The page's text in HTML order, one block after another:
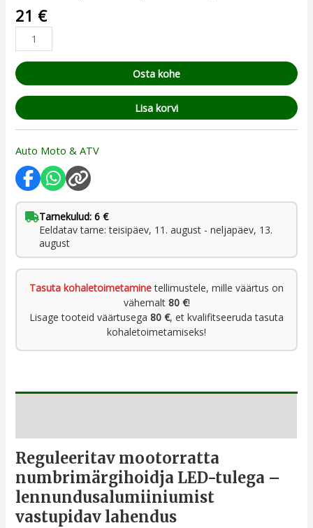
21 €
Osta kohe
Lisa korvi
Auto Moto & ATV
Tarnekulud: 6 €
Eeldatav tarne: teisipäev, 11. august - neljapäev, 13.
august
Tasuta kohaletoimetaminetellimustele, mille väärtus on
vähemalt 80 €!
Lisage tooteid väärtusega 80 €, et kvalifitseeruda tasuta
kohaletoimetamiseks!
Reguleeritav mootorratta
numbrimärgihoidja LED-tulega –
lennundusalumiiniumist
vastupidav lahendus